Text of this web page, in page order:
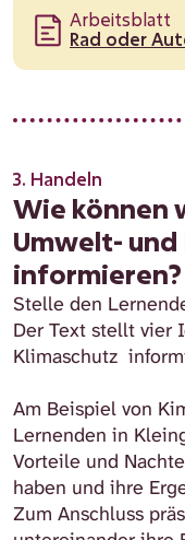
Arbeitsblatt
Rad oder
3. Handeln
Wie können
Umwelt- und
informieren?
Stelle den
Der Text stellt vier
Klimaschutz
Am Beispiel von
Lernenden in
Vorteile und
haben und ihre
Zum Anschluss